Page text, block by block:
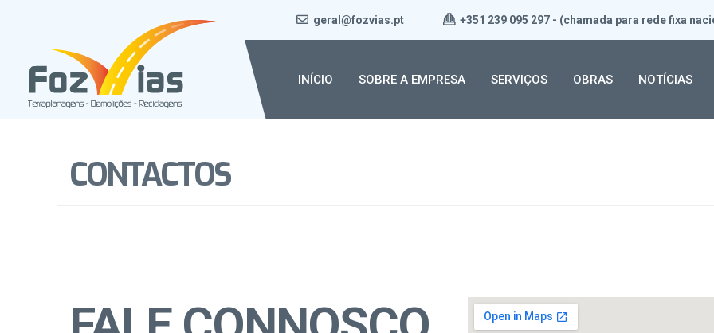
geral@fozvias.pt +351 239 095 297 - (chamada para rede fixa
INÍCIO SOBRE A EMPRESA SERVIÇOS OBRAS NOTÍCIAS
CONTACTOS